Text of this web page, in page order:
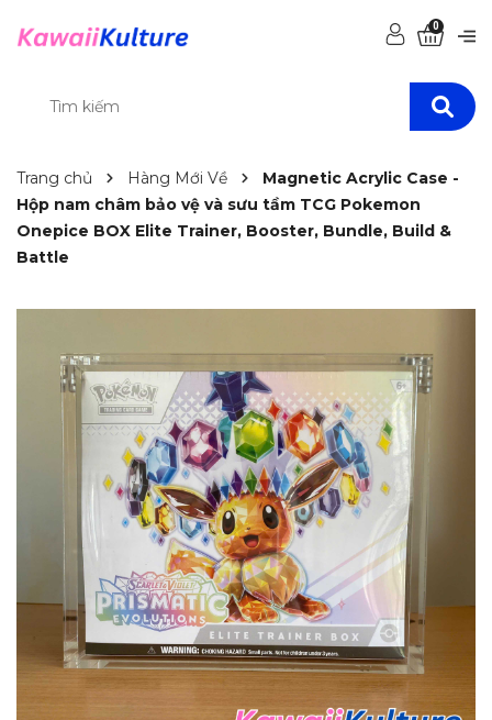
0
Trang chủ Hàng Mới Về
Magnetic Acrylic Case -
Hộp nam châm bảo vệ và sưu tầm TCG Pokemon
Onepice BOX Elite Trainer, Booster, Bundle, Build &
Battle